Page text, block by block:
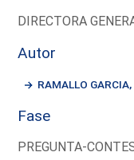
DIRECTORA
Autor
RAMALLO
Fase
PREGUNTA-